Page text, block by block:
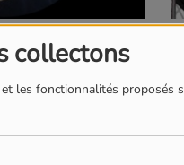
collectons
les fonctionnalités proposés
TÉLÉCHARGER LE PODCAST